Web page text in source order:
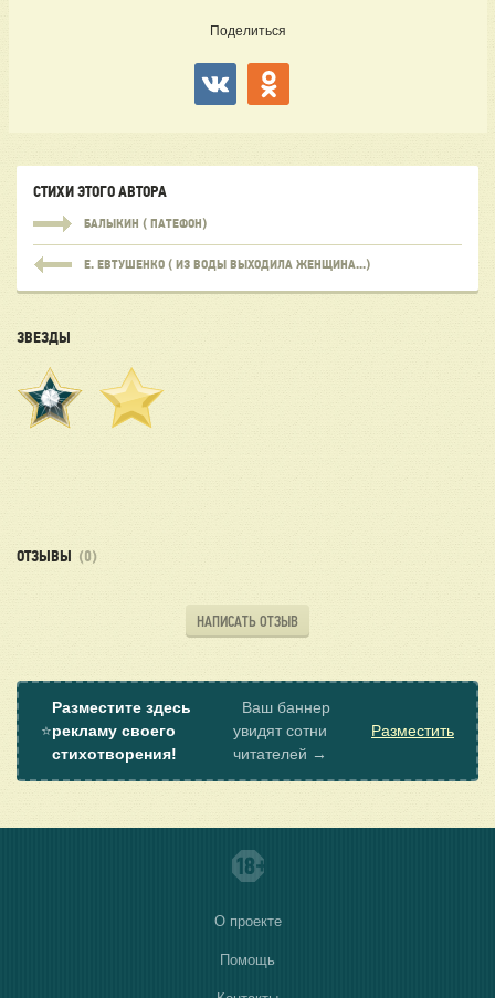
Поделиться
СТИХИ ЭТОГО АВТОРА
БАЛЫКИН ( ПАТЕФОН)
Е. ЕВТУШЕНКО ( ИЗ ВОДЫ ВЫХОДИЛА ЖЕНЩИНА...)
ЗВЕЗДЫ
ОТЗЫВЫ (0)
НАПИСАТЬ ОТЗЫВ
⭐
Разместите здесь
рекламу своего
стихотворения!
Ваш баннер
увидят сотни
читателей →
Разместить
О проекте
Помощь